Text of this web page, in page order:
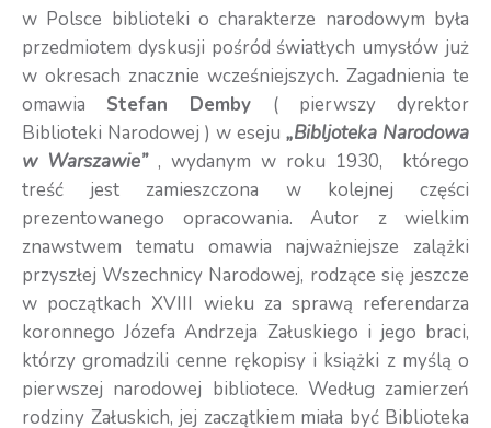
w Polsce biblioteki o charakterze narodowym była
przedmiotem dyskusji pośród światłych umysłów już
w okresach znacznie wcześniejszych. Zagadnienia te
omawia Stefan Demby ( pierwszy dyrektor
Biblioteki Narodowej ) w eseju „Bibljoteka Narodowa
w Warszawie”, wydanym w roku 1930, którego
treść jest zamieszczona w kolejnej części
prezentowanego opracowania. Autor z wielkim
znawstwem tematu omawia najważniejsze zalążki
przyszłej Wszechnicy Narodowej, rodzące się jeszcze
w początkach XVIII wieku za sprawą referendarza
koronnego Józefa Andrzeja Załuskiego i jego braci,
którzy gromadzili cenne rękopisy i książki z myślą o
pierwszej narodowej bibliotece. Według zamierzeń
rodziny Załuskich, jej zaczątkiem miała być Biblioteka